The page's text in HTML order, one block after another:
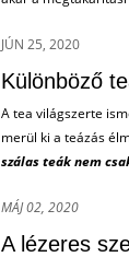
JÚN 25, 2020
Különböző
A tea világszerte
merül ki a teázás
szálas teák nem
MÁJ 02, 2020
A lézeres